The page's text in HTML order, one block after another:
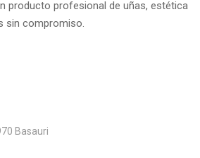
producto profesional de uñas, estética
sin compromiso.
Basauri